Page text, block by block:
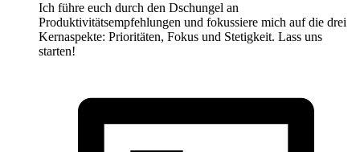
Ich führe euch durch den Dschungel an
Produktivitätsempfehlungen und fokussiere mich auf die drei
Kernaspekte: Prioritäten, Fokus und Stetigkeit. Lass uns
starten!